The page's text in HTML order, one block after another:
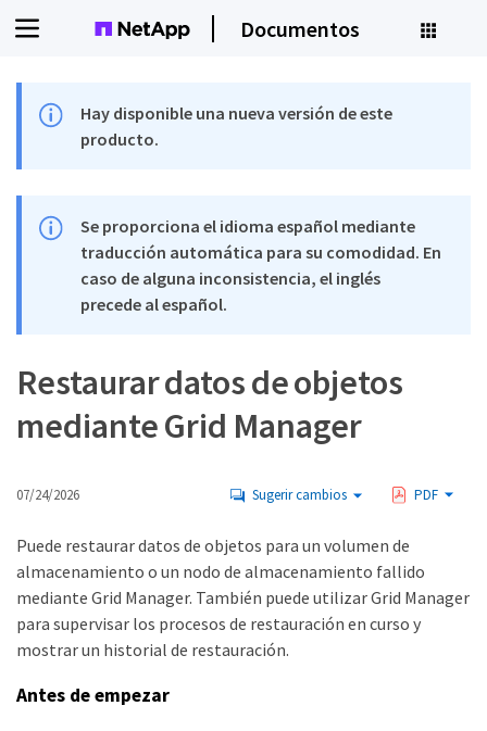
Documentos
Hay disponible una nueva versión de este
producto.
Se proporciona el idioma español mediante
traducción automática para su comodidad. En
caso de alguna inconsistencia, el inglés
precede al español.
Restaurar datos de objetos
mediante Grid Manager
07/24/2026 Sugerir cambios PDF
Puede restaurar datos de objetos para un volumen de
almacenamiento o un nodo de almacenamiento fallido
mediante Grid Manager. También puede utilizar Grid Manager
para supervisar los procesos de restauración en curso y
mostrar un historial de restauración.
Antes de empezar